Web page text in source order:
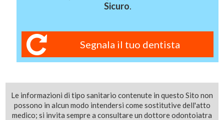
Sicuro.
Segnala il tuo dentista
Le informazioni di tipo sanitario contenute in questo Sito non
possono in alcun modo intendersi come sostitutive dell'atto
medico; si invita sempre a consultare un dottore odontoiatra